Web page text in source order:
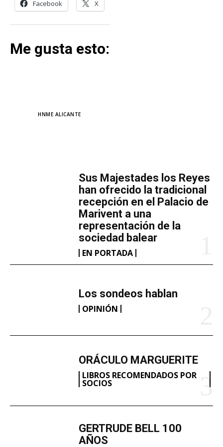
​Sus Majestades los Reyes
han ofrecido la tradicional
recepción en el Palacio de
Marivent​ a una
representación de la
sociedad balear
EN PORTADA
Los sondeos hablan
OPINIÓN
ORÁCULO MARGUERITE
LIBROS RECOMENDADOS POR
SOCIOS
GERTRUDE BELL 100
AÑOS
Facebook X
Me gusta esto:
HNME ALICANTE